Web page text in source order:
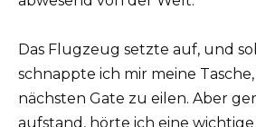
Das Flugzeug setzte auf, und
schnappte ich mir meine
nächsten Gate zu eilen. Aber
aufstand, hörte ich eine